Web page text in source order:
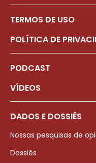
TERMOS DE USO
POLÍTICA DE
PODCAST
VÍDEOS
DADOS E DOSSIÊS
Nossas pesquisas de
Dossiês